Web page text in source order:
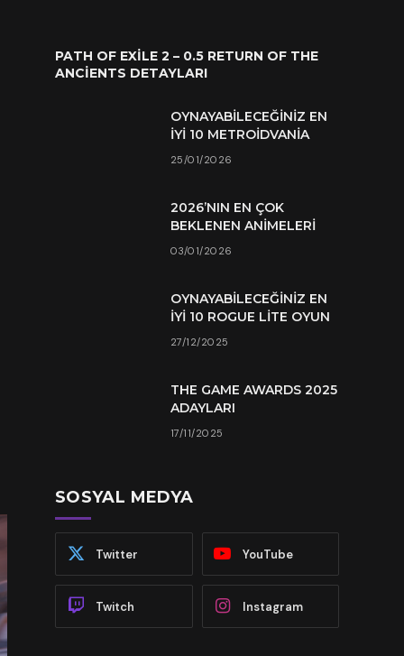
PATH OF EXILE 2 – 0.5 RETURN OF THE
ANCIENTS DETAYLARI
OYNAYABILECEĞINIZ EN
İYI 10 METROIDVANIA
25/01/2026
2026’NIN EN ÇOK
BEKLENEN ANIMELERI
03/01/2026
OYNAYABILECEĞINIZ EN
İYI 10 ROGUE LITE OYUN
27/12/2025
THE GAME AWARDS 2025
ADAYLARI
17/11/2025
SOSYAL MEDYA
Twitter YouTube
Twitch Instagram